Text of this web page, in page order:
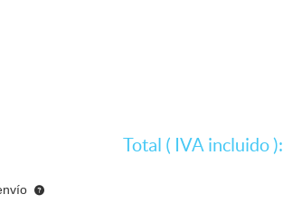
Total ( IVA incluido ):